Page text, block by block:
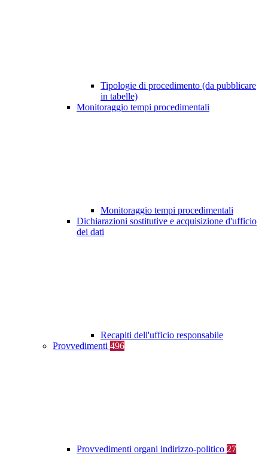
Tipologie di procedimento (da pubblicare
in tabelle)
Monitoraggio tempi procedimentali
Monitoraggio tempi procedimentali
Dichiarazioni sostitutive e acquisizione d'ufficio
dei dati
Recapiti dell'ufficio responsabile
Provvedimenti 496
Provvedimenti organi indirizzo-politico 27